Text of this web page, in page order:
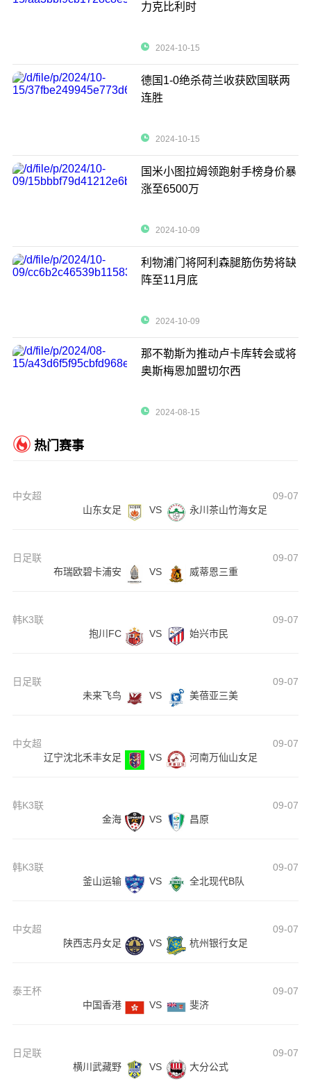
力克比利时
2024-10-15
德国1-0绝杀荷兰收获欧国联两
连胜
2024-10-15
国米小图拉姆领跑射手榜身价暴
涨至6500万
2024-10-09
利物浦门将阿利森腿筋伤势将缺
阵至11月底
2024-10-09
那不勒斯为推动卢卡库转会或将
奥斯梅恩加盟切尔西
2024-08-15
热门赛事
中女超
09-07
山东女足
VS 永川茶山竹海女足
日足联
09-07
布瑞欧碧卡浦安
VS 威蒂恩三重
韩K3联
09-07
抱川FC
VS 始兴市民
日足联
09-07
未来飞鸟
VS 美蓓亚三美
中女超
09-07
辽宁沈北禾丰女足
VS 河南万仙山女足
韩K3联
09-07
金海
VS 昌原
韩K3联
09-07
釜山运输
VS 全北现代B队
中女超
09-07
陕西志丹女足
VS 杭州银行女足
泰王杯
09-07
中国香港
VS 斐济
日足联
09-07
横川武藏野
VS 大分公式